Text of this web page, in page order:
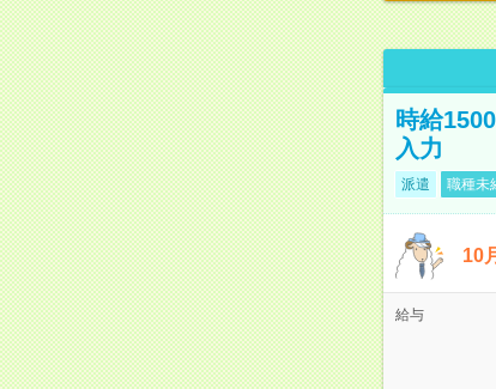
時給
入力
派遣 職種未
10
給与